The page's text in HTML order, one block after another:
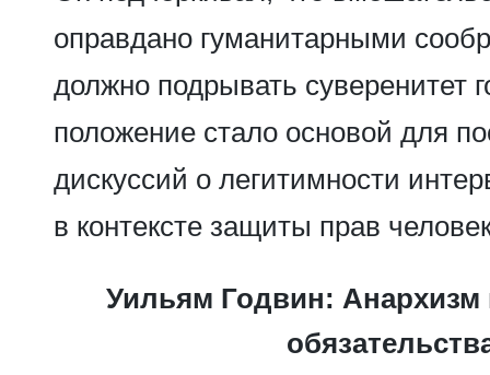
оправдано гуманитарными
должно подрывать суверенитет
положение стало основой для
дискуссий о легитимности
в контексте защиты прав
Уильям Годвин: